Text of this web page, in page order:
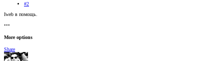
#2
Iweb в помощь.
•••
More options
Share